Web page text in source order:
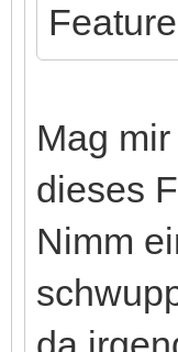
Mag
dieses
Nimm